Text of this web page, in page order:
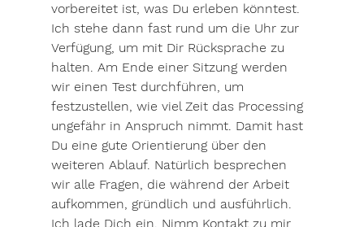
vorbereitet ist, was Du erleben könntest.
Ich stehe dann fast rund um die Uhr zur
Verfügung, um mit Dir Rücksprache zu
halten. Am Ende einer Sitzung werden
wir einen Test durchführen, um
festzustellen, wie viel Zeit das Processing
ungefähr in Anspruch nimmt. Damit hast
Du eine gute Orientierung über den
weiteren Ablauf. Natürlich besprechen
wir alle Fragen, die während der Arbeit
aufkommen, gründlich und ausführlich.
Ich lade Dich ein. Nimm Kontakt zu mir